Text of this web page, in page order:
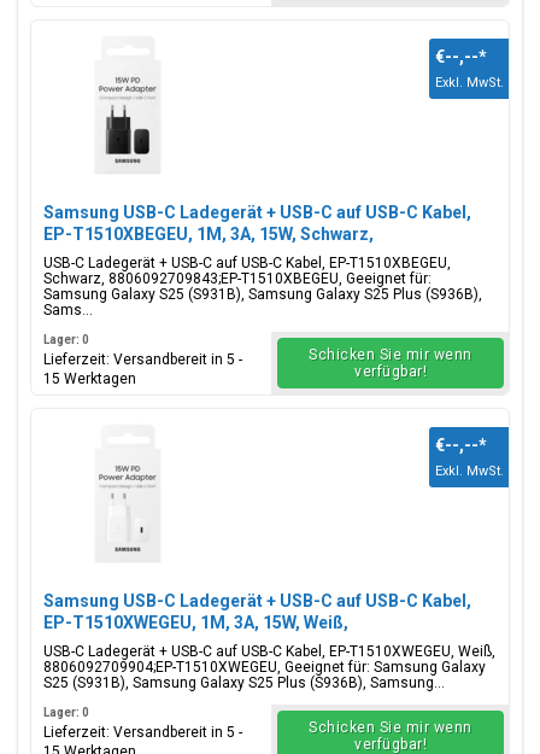
Samsung USB-C Ladegerät + USB-C auf USB-C Kabel,
EP-T1510XBEGEU, 1M, 3A, 15W, Schwarz,
Blisterverpackung, 8806092709843;EP-T1510XBEGEU
USB-C Ladegerät + USB-C auf USB-C Kabel, EP-T1510XBEGEU,
Schwarz, 8806092709843;EP-T1510XBEGEU, Geeignet für:
Samsung Galaxy S25 (S931B), Samsung Galaxy S25 Plus (S936B),
Sams...
€--,--*
Exkl. MwSt.
Lager: 0
Lieferzeit: Versandbereit in 5 -
15 Werktagen
Schicken Sie mir wenn
verfügbar!
Samsung USB-C Ladegerät + USB-C auf USB-C Kabel,
EP-T1510XWEGEU, 1M, 3A, 15W, Weiß,
Blisterverpackung, 8806092709904;EP-T1510XWEGEU
USB-C Ladegerät + USB-C auf USB-C Kabel, EP-T1510XWEGEU, Weiß,
8806092709904;EP-T1510XWEGEU, Geeignet für: Samsung Galaxy
S25 (S931B), Samsung Galaxy S25 Plus (S936B), Samsung...
€--,--*
Exkl. MwSt.
Lager: 0
Lieferzeit: Versandbereit in 5 -
Schicken Sie mir wenn
verfügbar!